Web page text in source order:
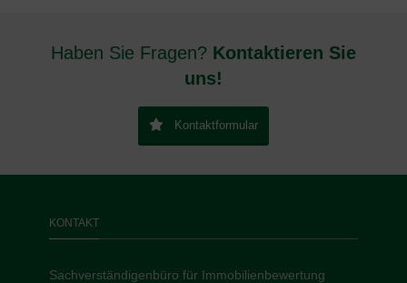
Haben Sie Fragen? Kontaktieren Sie
uns!
Kontaktformular
KONTAKT
Sachverständigenbüro für Immobilienbewertung